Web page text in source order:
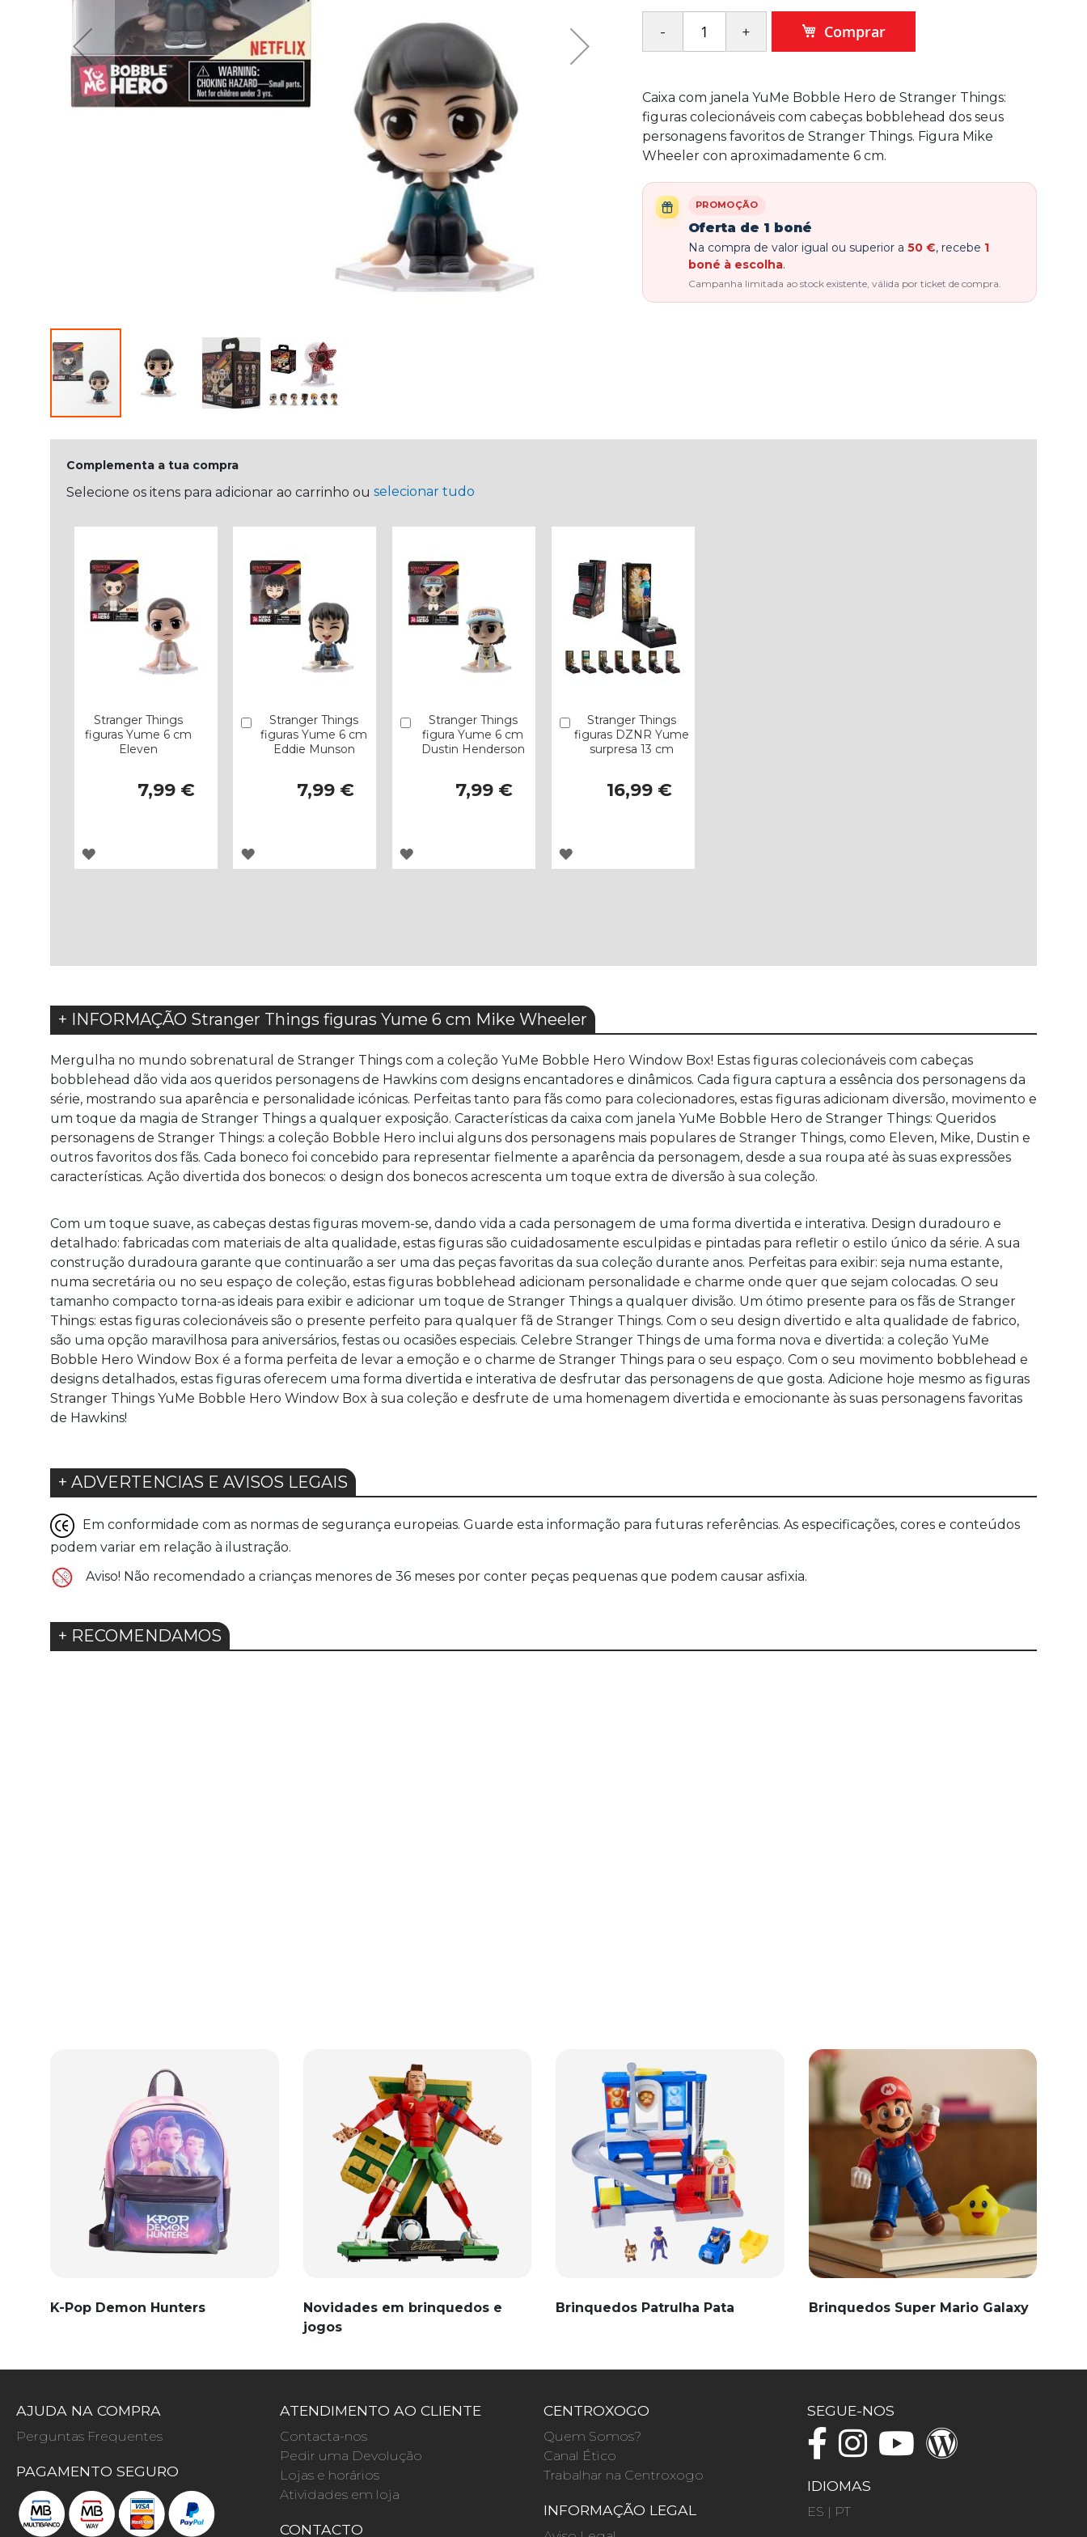
Comprar
Caixa com janela YuMe Bobble Hero de Stranger Things:
figuras colecionáveis com cabeças bobblehead dos seus
personagens favoritos de Stranger Things. Figura Mike
Wheeler con aproximadamente 6 cm.
PROMOÇÃO
Oferta de 1 boné
Na compra de valor igual ou superior a 50 €, recebe 1
boné à escolha.
Campanha limitada ao stock existente, válida por ticket de compra.
Complementa a tua compra
Selecione os itens para adicionar ao carrinho ou selecionar tudo
Stranger Things
figuras Yume 6 cm
Eleven
7,99 €
ADICIONAR
DESEJOS
Stranger Things
figuras Yume 6 cm
Eddie Munson
7,99 €
Comprar
ADICIONAR
DESEJOS
Stranger Things
figura Yume 6 cm
Dustin Henderson
7,99 €
Comprar
ADICIONAR
DESEJOS
Stranger Things
figuras DZNR Yume
surpresa 13 cm
16,99 €
Comprar
ADICIONAR
DESEJOS
+ INFORMAÇÃO Stranger Things figuras Yume 6 cm Mike Wheeler
Mergulha no mundo sobrenatural de Stranger Things com a coleção YuMe Bobble Hero Window Box! Estas figuras colecionáveis com cabeças
bobblehead dão vida aos queridos personagens de Hawkins com designs encantadores e dinâmicos. Cada figura captura a essência dos personagens da
série, mostrando sua aparência e personalidade icónicas. Perfeitas tanto para fãs como para colecionadores, estas figuras adicionam diversão, movimento e
um toque da magia de Stranger Things a qualquer exposição. Características da caixa com janela YuMe Bobble Hero de Stranger Things: Queridos
personagens de Stranger Things: a coleção Bobble Hero inclui alguns dos personagens mais populares de Stranger Things, como Eleven, Mike, Dustin e
outros favoritos dos fãs. Cada boneco foi concebido para representar fielmente a aparência da personagem, desde a sua roupa até às suas expressões
características. Ação divertida dos bonecos: o design dos bonecos acrescenta um toque extra de diversão à sua coleção.
Com um toque suave, as cabeças destas figuras movem-se, dando vida a cada personagem de uma forma divertida e interativa. Design duradouro e
detalhado: fabricadas com materiais de alta qualidade, estas figuras são cuidadosamente esculpidas e pintadas para refletir o estilo único da série. A sua
construção duradoura garante que continuarão a ser uma das peças favoritas da sua coleção durante anos. Perfeitas para exibir: seja numa estante,
numa secretária ou no seu espaço de coleção, estas figuras bobblehead adicionam personalidade e charme onde quer que sejam colocadas. O seu
tamanho compacto torna-as ideais para exibir e adicionar um toque de Stranger Things a qualquer divisão. Um ótimo presente para os fãs de Stranger
Things: estas figuras colecionáveis são o presente perfeito para qualquer fã de Stranger Things. Com o seu design divertido e alta qualidade de fabrico,
são uma opção maravilhosa para aniversários, festas ou ocasiões especiais. Celebre Stranger Things de uma forma nova e divertida: a coleção YuMe
Bobble Hero Window Box é a forma perfeita de levar a emoção e o charme de Stranger Things para o seu espaço. Com o seu movimento bobblehead e
designs detalhados, estas figuras oferecem uma forma divertida e interativa de desfrutar das personagens de que gosta. Adicione hoje mesmo as figuras
Stranger Things YuMe Bobble Hero Window Box à sua coleção e desfrute de uma homenagem divertida e emocionante às suas personagens favoritas
de Hawkins!
+ ADVERTENCIAS E AVISOS LEGAIS
Em conformidade com as normas de segurança europeias. Guarde esta informação para futuras referências. As especificações, cores e conteúdos
podem variar em relação à ilustração.
Aviso! Não recomendado a crianças menores de 36 meses por conter peças pequenas que podem causar asfixia.
+ RECOMENDAMOS
K-Pop Demon Hunters
Novidades em brinquedos e
jogos
Brinquedos Patrulha Pata Brinquedos Super Mario Galaxy
AJUDA NA COMPRA
Perguntas Frequentes
PAGAMENTO SEGURO
ATENDIMENTO AO CLIENTE
Contacta-nos
Pedir uma Devolução
Lojas e horários
Atividades em loja
CONTACTO
CENTROXOGO
Quem Somos?
Canal Ético
Trabalhar na Centroxogo
INFORMAÇÃO LEGAL
SEGUE-NOS
IDIOMAS
ES | PT